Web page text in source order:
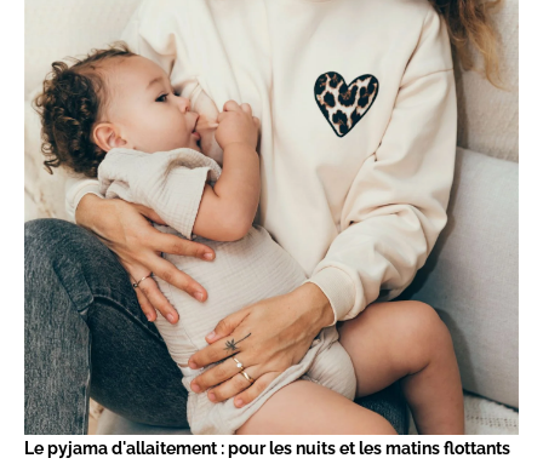
Le pyjama d'allaitement : pour les nuits et les matins flottants